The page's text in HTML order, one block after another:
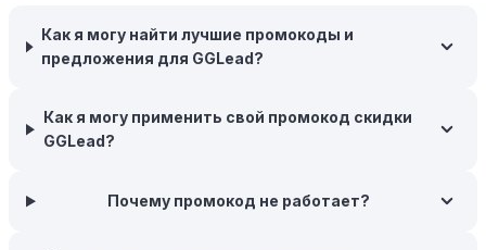
добавьте товары в корзину и оставьте их на день или
два. В некоторых случаях существует большая
побудить вас завершить покупку.
время межсезонных распродаж, когда магазины
предлагают большие скидки, чтобы освободить
Как я могу найти лучшие промокоды и
предложения для GGLead?
Как я могу применить свой промокод скидки
GGLead?
Почему промокод не работает?